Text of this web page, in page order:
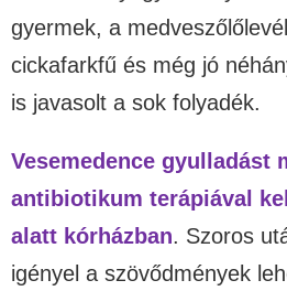
gyermek, a
cickafarkfű és még jó
is javasolt a sok folyadék.
Vesemedence gyulladást
antibiotikum terápiával
alatt kórházban. Szoros
igényel a szövődmények